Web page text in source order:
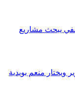
يبحث مشاريع
ويختار منعم بويدية